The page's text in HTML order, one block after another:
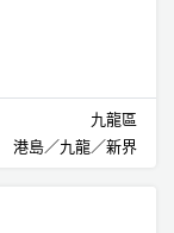
九龍區
港島／九龍／新界